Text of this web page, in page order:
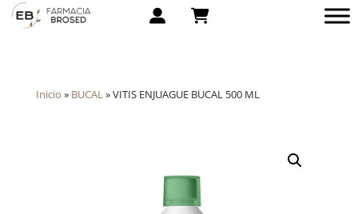
Inicio » BUCAL»VITIS ENJUAGUE BUCAL 500 ML